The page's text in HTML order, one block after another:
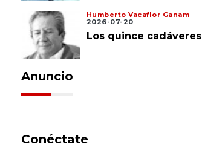
Humberto Vacaflor Ganam
2026-07-20
Los quince cadáveres
Anuncio
Conéctate